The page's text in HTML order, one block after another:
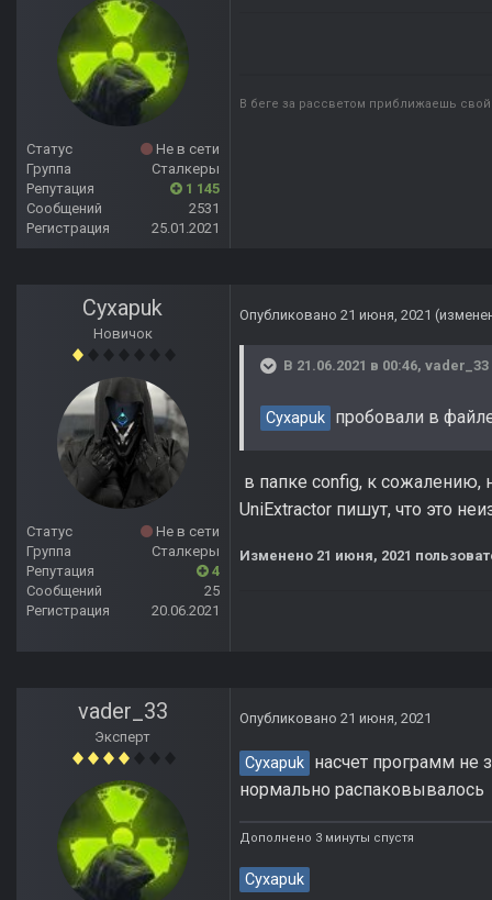
Статус
Не в сети
Группа
Сталкеры
Репутация
1 145
Сообщений
2531
Регистрация
25.01.2021
В беге за рассветом приближаешь свой
Cyxapuk
Новичок
Статус
Не в сети
Группа
Сталкеры
Репутация
4
Сообщений
25
Регистрация
20.06.2021
Опубликовано 21 июня, 2021
В 21.06.2021 в 00:46, vader_33
Cyxapuk пробовали в
в папке config, к сожалению,
UniExtractor пишут, что это
Изменено 21 июня, 2021
vader_33
Эксперт
Опубликовано 21 июня, 2021
Cyxapuk насчет программ не
нормально распаковывалось
Дополнено 3 минуты спустя
Cyxapuk